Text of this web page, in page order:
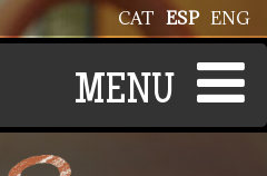
ENG
ESP
CAT